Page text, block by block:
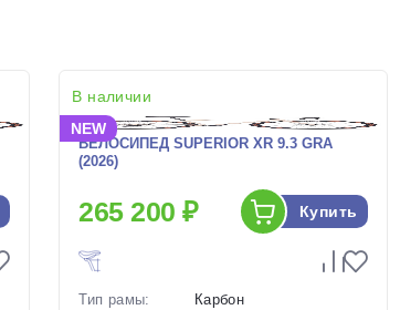
В наличии
NEW
ВЕЛОСИПЕД SUPERIOR XR 9.3 GRA
(2026)
265 200 ₽ Купить
Тип рамы:
Карбон